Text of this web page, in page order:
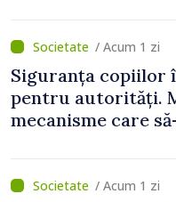
/ Acum 1 zi
Siguranța copiilor
pentru autorități.
mecanisme care
/ Acum 1 zi